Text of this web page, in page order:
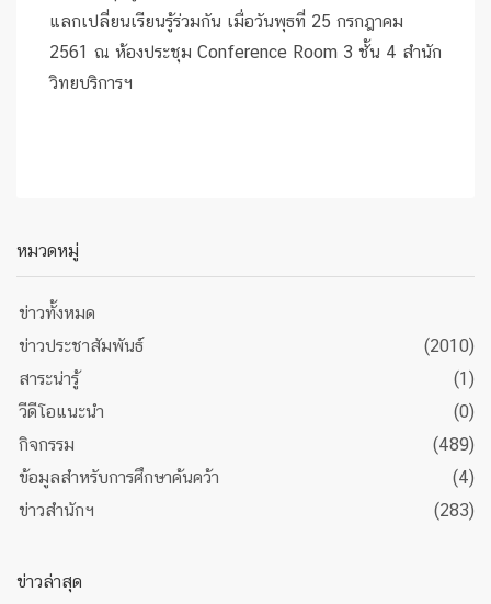
แลกเปลี่ยนเรียนรู้ร่วมกัน เมื่อวันพุธที่ 25 กรกฎาคม
2561 ณ ห้องประชุม Conference Room 3 ชั้น 4 สำนัก
วิทยบริการฯ
หมวดหมู่
ข่าวทั้งหมด
ข่าวประชาสัมพันธ์
(2010)
สาระน่ารู้
(1)
วีดีโอแนะนำ
(0)
กิจกรรม
(489)
ข้อมูลสำหรับการศึกษาค้นคว้า
(4)
ข่าวสำนักฯ
(283)
ข่าวล่าสุด